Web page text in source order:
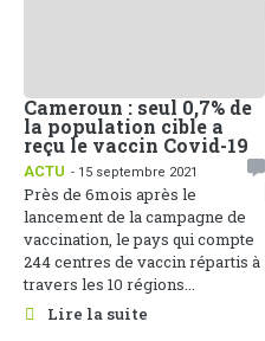
Cameroun : seul 0,7% de
la population cible a
reçu le vaccin Covid-19
ACTU - 15 septembre 2021
Près de 6mois après le
lancement de la campagne de
vaccination, le pays qui compte
244 centres de vaccin répartis à
travers les 10 régions...
Lire la suite